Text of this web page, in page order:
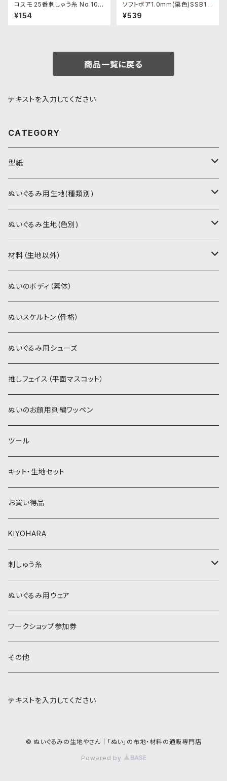
コスモ 25番刺しゅう糸 No.100
‾120
¥154
ソフトボア1.0mm(栗色)SSB13
2 ぬいぐるみ用短毛ボア生地 2
0cm
¥539
商品一覧に戻る
テキストを入力してください
CATEGORY
型紙
書籍（紙の本）
PDFデータ（ダウンロード）
ぬいぐるみ用生地(種類別)
ソフトボア（短毛）
ソフトボア（5mm）
ぬいトリコット
スキンカラー生地
カーリーベルボア
パウダーボア（4mm）
ウィッグボア（8cm）
ぬいぐるみ生地(色別)
ソフトボア
スキンカラー系
白系
黄色・クリーム系
ベージュ・ブラウン系
ぬいトリコット
スキンカラー系
白系
黄色・クリーム系
ベージュ・ブラウン系
材料（生地以外）
アイロン接着シート
ステッチカラー
ミニワッペン
リボン
ぬいのボディ（素体）
ぬいスケルトン（骨格）
ぬいぐるみ用シューズ
推しフェイス（平面マスコット）
ぬいのお顔用刺繍ワッペン
ツール
キット・生地セット
お買い得品
KIYOHARA
刺しゅう糸
COSMO 25番刺しゅう糸
ぬいぐるみ用ウェア
ワークショップ参加券
その他
テキストを入力してください
© ぬいぐるみの生地やさん｜「ぬい」の布地・材料の通販専門店
Powered by